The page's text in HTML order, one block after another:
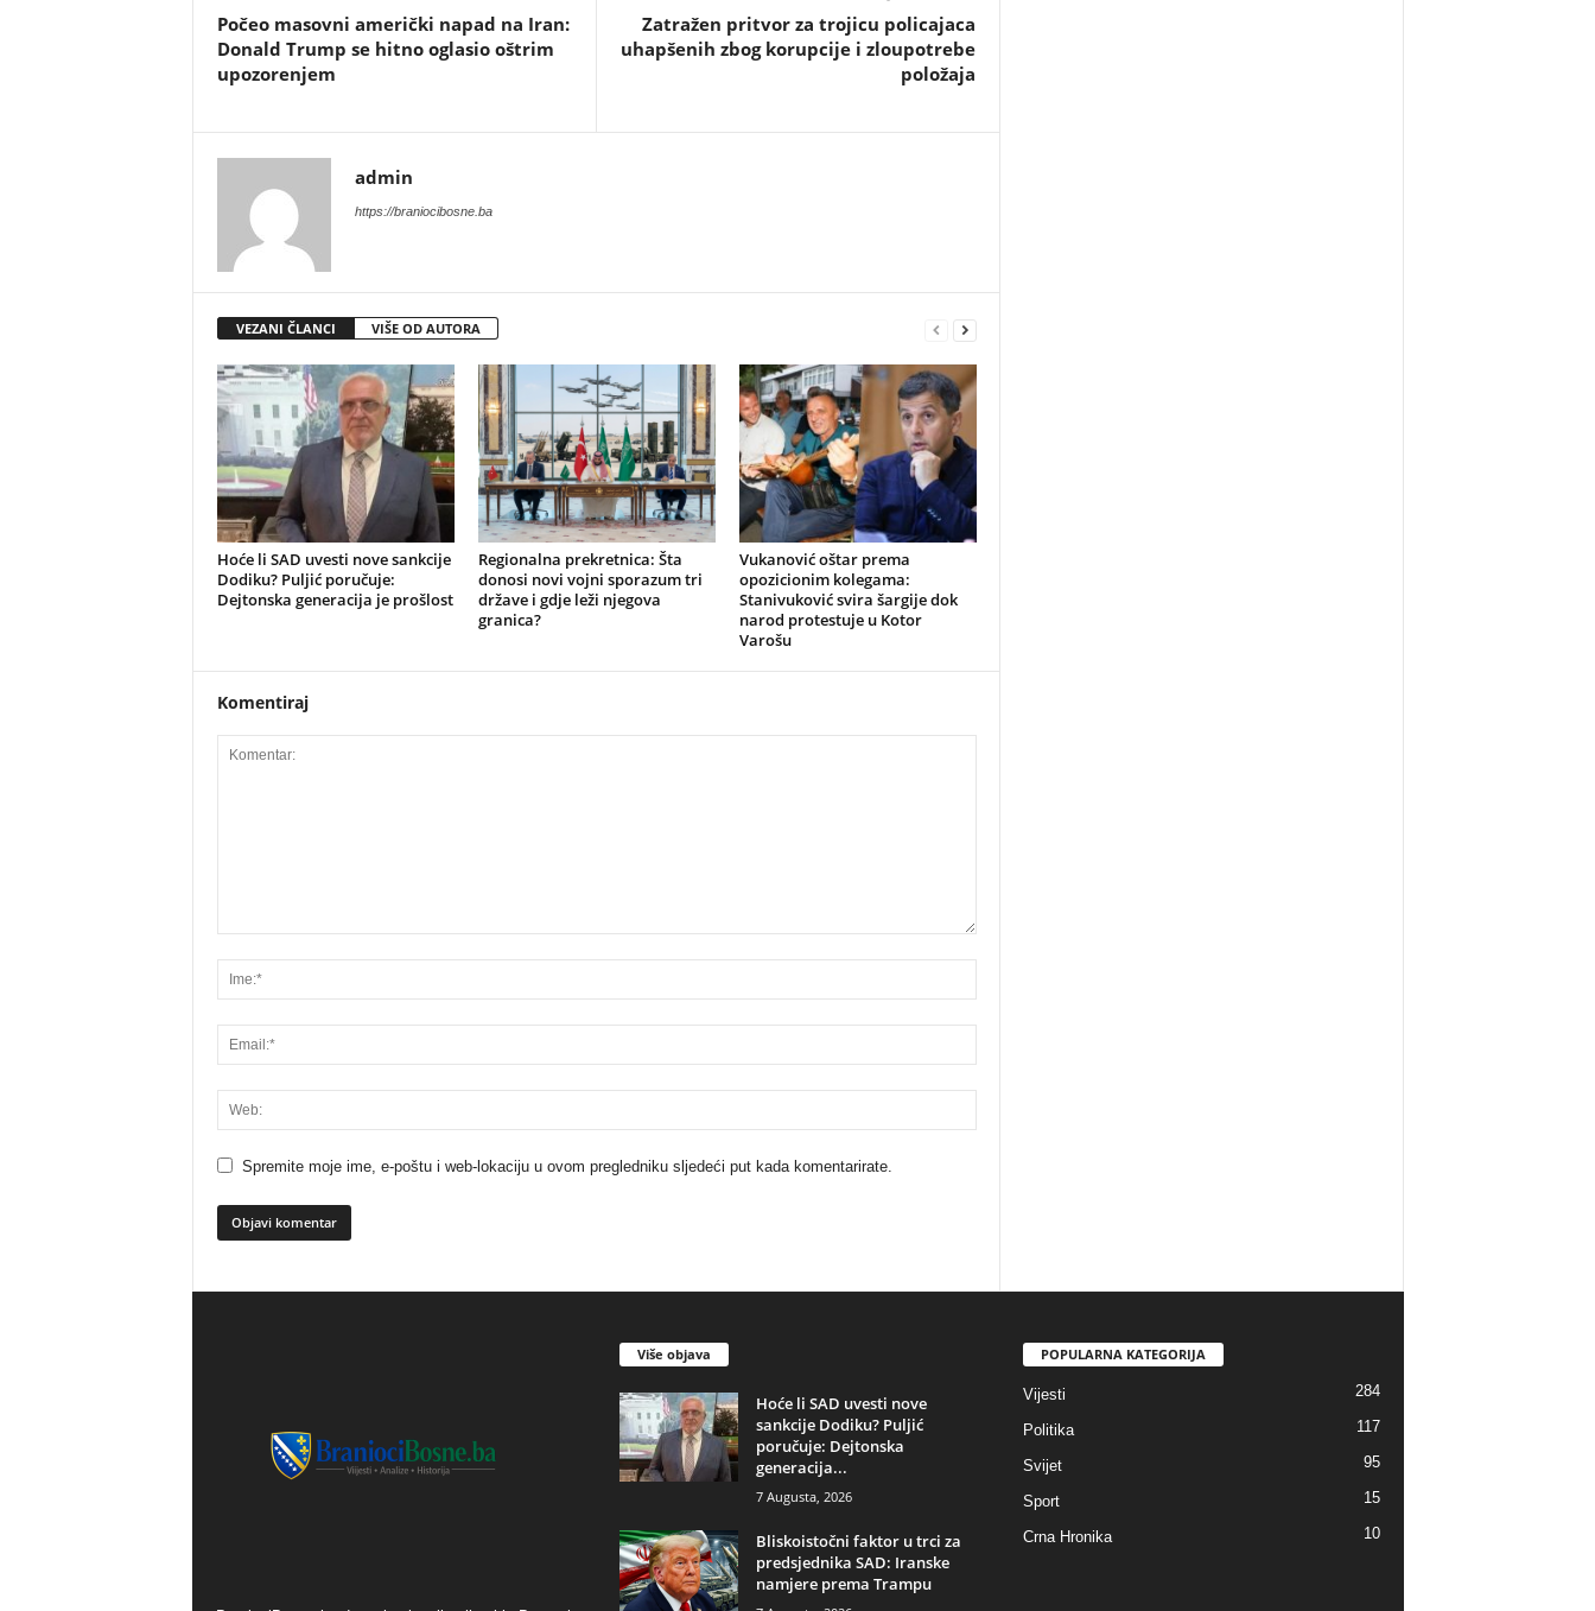
​Počeo masovni američki napad na Iran:
Donald Trump se hitno oglasio oštrim
upozorenjem
​Zatražen pritvor za trojicu policajaca
uhapšenih zbog korupcije i zloupotrebe
položaja
admin
https://braniocibosne.ba
VEZANI ČLANCI VIŠE OD AUTORA
​Hoće li SAD uvesti nove sankcije
Dodiku? Puljić poručuje:
Dejtonska generacija je prošlost
​Regionalna prekretnica: Šta
donosi novi vojni sporazum tri
države i gdje leži njegova
granica?
Vukanović oštar prema
opozicionim kolegama:
Stanivuković svira šargije dok
narod protestuje u Kotor
Varošu
Komentiraj
Spremite moje ime, e-poštu i web-lokaciju u ovom pregledniku sljedeći put kada komentarirate.
Više objava
​Hoće li SAD uvesti nove
sankcije Dodiku? Puljić
poručuje: Dejtonska
generacija...
7 Augusta, 2026
​Bliskoistočni faktor u trci za
predsjednika SAD: Iranske
namjere prema Trampu
POPULARNA KATEGORIJA
Vijesti 284
Politika 117
Svijet 95
Sport 15
Crna Hronika 10